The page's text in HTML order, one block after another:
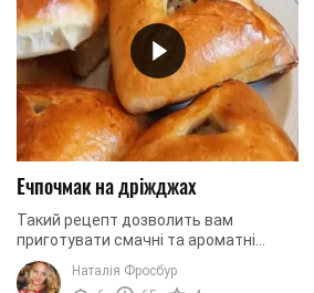
Ечпочмак на дріжджах
Такий рецепт дозволить вам
приготувати смачні та ароматні
трикутники. Цю випічку прийнято
називати "ечпочмаками", проте попри
Наталія Фросбур